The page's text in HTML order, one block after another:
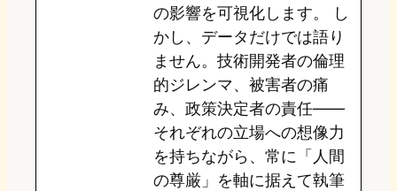
の影響を可視化します。 し
かし、データだけでは語り
ません。技術開発者の倫理
的ジレンマ、被害者の痛
み、政策決定者の責任——
それぞれの立場への想像力
を持ちながら、常に「人間
の尊厳」を軸に据えて執筆